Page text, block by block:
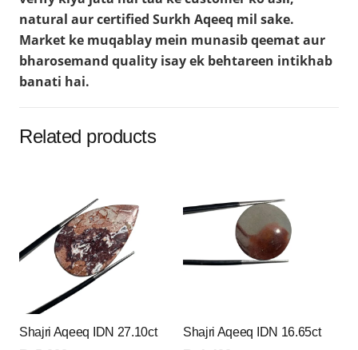
natural aur certified Surkh Aqeeq mil sake.
Market ke muqablay mein munasib qeemat aur
bharosemand quality isay ek behtareen intikhab
banati hai.
Related products
Shajri Aqeeq IDN 27.10ct Shajri Aqeeq IDN 16.65ct